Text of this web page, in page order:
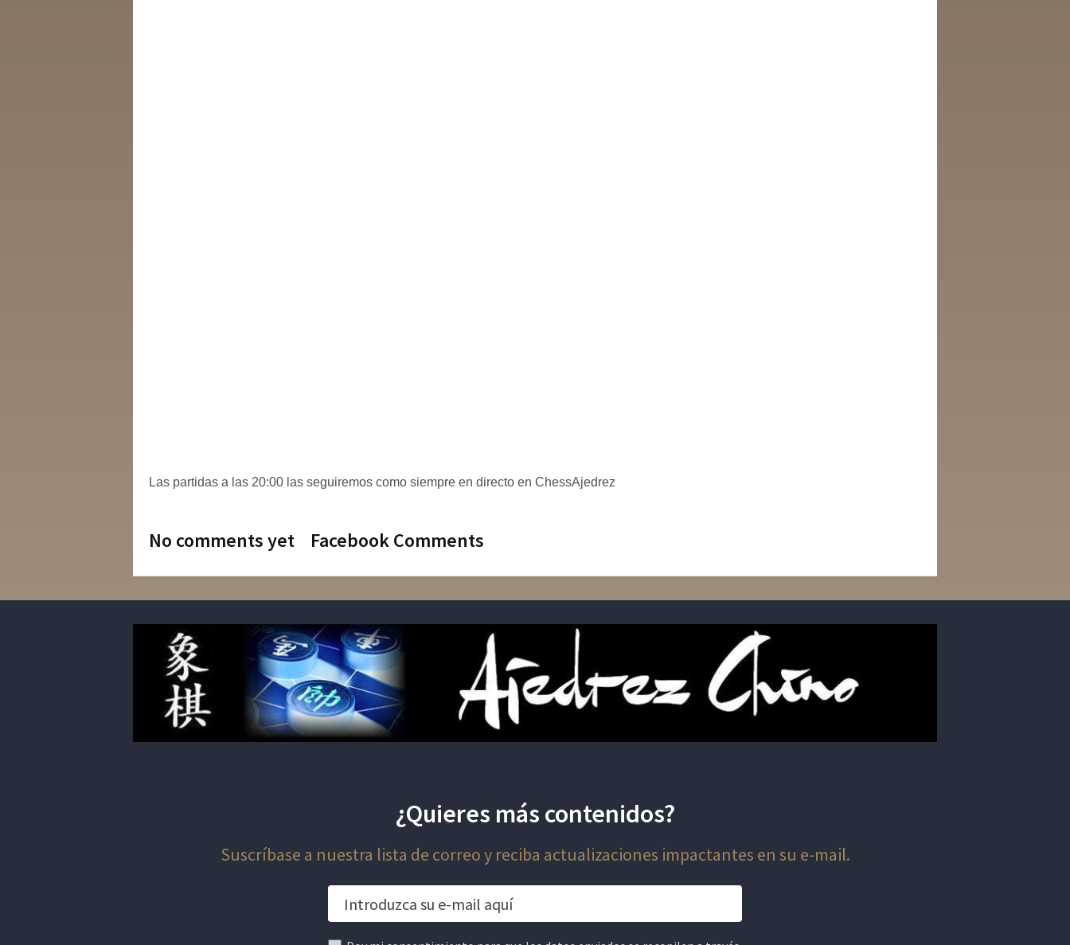
Las partidas a las 20:00 las seguiremos como siempre en directo en ChessAjedrez
No comments yet Facebook Comments
¿Quieres más contenidos?
Suscríbase a nuestra lista de correo y reciba actualizaciones impactantes en su e-mail.